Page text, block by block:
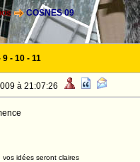
COSNES 09
9 - 10 - 11
à 21:07:26
idées seront claires